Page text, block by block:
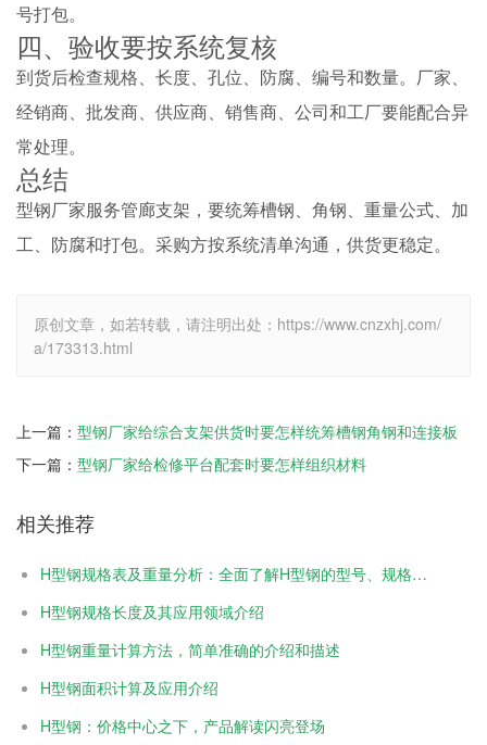
号打包。
四、验收要按系统复核
到货后检查规格、长度、孔位、防腐、编号和数量。厂家、
经销商、批发商、供应商、销售商、公司和工厂要能配合异
常处理。
总结
型钢厂家服务管廊支架，要统筹槽钢、角钢、重量公式、加
工、防腐和打包。采购方按系统清单沟通，供货更稳定。
原创文章，如若转载，请注明出处：https://www.cnzxhj.com/
a/173313.html
上一篇： 型钢厂家给综合支架供货时要怎样统筹槽钢角钢和连接板
下一篇： 型钢厂家给检修平台配套时要怎样组织材料
相关推荐
H型钢规格表及重量分析：全面了解H型钢的型号、规格和重量
H型钢规格长度及其应用领域介绍
H型钢重量计算方法，简单准确的介绍和描述
H型钢面积计算及应用介绍
H型钢：价格中心之下，产品解读闪亮登场